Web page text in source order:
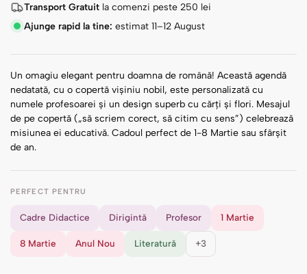
Transport Gratuit la comenzi peste 250 lei
Ajunge rapid la tine: estimat 11–12 August
Un omagiu elegant pentru doamna de română! Această agendă
nedatată, cu o copertă vișiniu nobil, este personalizată cu
numele profesoarei și un design superb cu cărți și flori. Mesajul
de pe copertă („să scriem corect, să citim cu sens”) celebrează
misiunea ei educativă. Cadoul perfect de 1-8 Martie sau sfârșit
de an.
PERFECT PENTRU
Cadre Didactice Dirigintă Profesor 1 Martie
8 Martie Anul Nou Literatură +3